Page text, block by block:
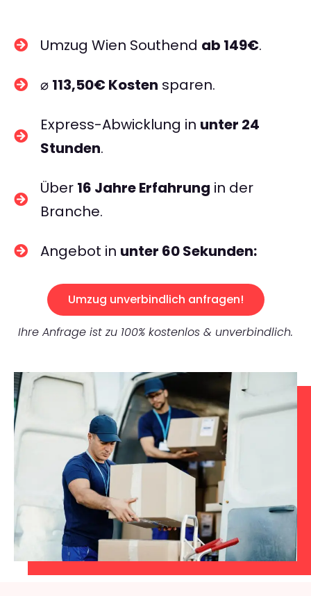
Umzug Wien Southend ab 149€.
⌀ 113,50€ Kosten sparen.
Express-Abwicklung in unter 24
Stunden.
Über 16 Jahre Erfahrung in der
Branche.
Angebot in unter 60 Sekunden:
Umzug unverbindlich anfragen!
Ihre Anfrage ist zu 100% kostenlos & unverbindlich.